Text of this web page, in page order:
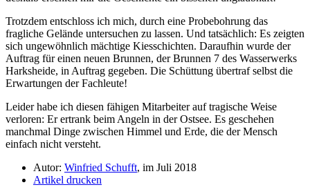
Trotzdem entschloss ich mich, durch eine Probebohrung das
fragliche Gelände untersuchen zu lassen. Und tatsächlich: Es zeigten
sich ungewöhnlich mächtige Kiesschichten. Daraufhin wurde der
Auftrag für einen neuen Brunnen, der Brunnen 7 des Wasserwerks
Harksheide, in Auftrag gegeben. Die Schüttung übertraf selbst die
Erwartungen der Fachleute!
Leider habe ich diesen fähigen Mitarbeiter auf tragische Weise
verloren: Er ertrank beim Angeln in der Ostsee. Es geschehen
manchmal Dinge zwischen Himmel und Erde, die der Mensch
einfach nicht versteht.
Autor: Winfried Schufft, im Juli 2018
Artikel drucken